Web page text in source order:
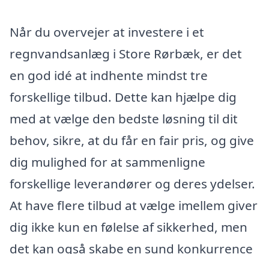
Når du overvejer at investere i et
regnvandsanlæg i Store Rørbæk, er det
en god idé at indhente mindst tre
forskellige tilbud. Dette kan hjælpe dig
med at vælge den bedste løsning til dit
behov, sikre, at du får en fair pris, og give
dig mulighed for at sammenligne
forskellige leverandører og deres ydelser.
At have flere tilbud at vælge imellem giver
dig ikke kun en følelse af sikkerhed, men
det kan også skabe en sund konkurrence